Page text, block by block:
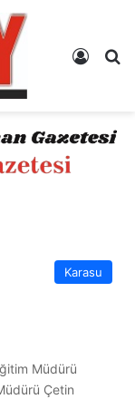
Kayıt
Karasu
Müdürü
Çetin